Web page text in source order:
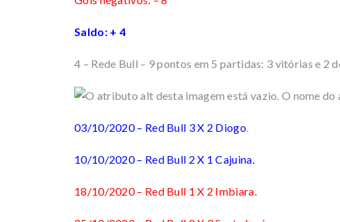
Saldo: + 4
4 – Rede Bull – 9 pontos em 5 partidas: 3 vitórias e 2
03/10/2020 – Red Bull 3 X 2 Diogo.
10/10/2020 – Red Bull 2 X 1 Cajuina.
18/10/2020 – Red Bull 1 X 2 Imbiara.